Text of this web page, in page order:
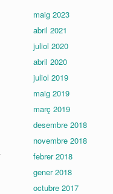
maig 2023
abril 2021
juliol 2020
abril 2020
juliol 2019
maig 2019
març 2019
desembre 2018
novembre 2018
febrer 2018
gener 2018
octubre 2017